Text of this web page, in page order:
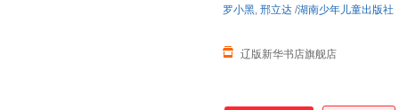
辽版新华书店旗舰店
罗小黑, 邢立达 /湖南少年儿童出版社